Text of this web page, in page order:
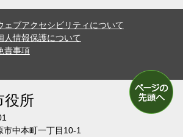
ェブアクセシビリティについて
人情報保護について
責事項
役所
市中本町一丁目10-1